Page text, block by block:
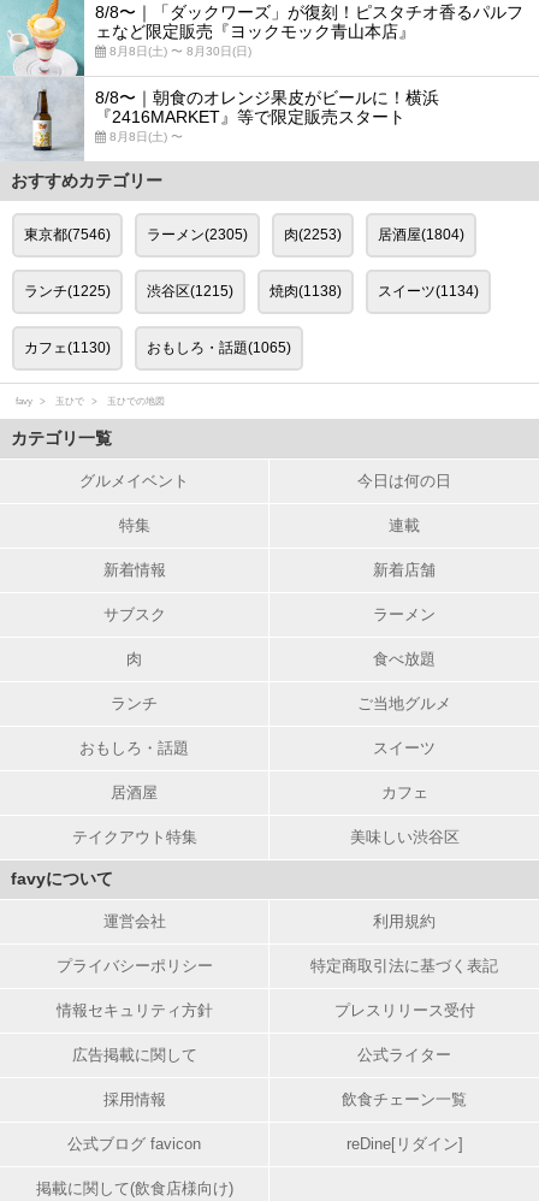
8/8〜｜「ダックワーズ」が復刻！ピスタチオ香るパルフ
ェなど限定販売『ヨックモック青山本店』
8月8日(土) 〜 8月30日(日)
8/8〜｜朝食のオレンジ果皮がビールに！横浜
『2416MARKET』等で限定販売スタート
8月8日(土) 〜
おすすめカテゴリー
東京都(7546) ラーメン(2305) 肉(2253) 居酒屋(1804)
ランチ(1225) 渋谷区(1215) 焼肉(1138) スイーツ(1134)
カフェ(1130) おもしろ・話題(1065)
favy 玉ひで 玉ひでの地図
カテゴリ一覧
グルメイベント 今日は何の日
特集 連載
新着情報 新着店舗
サブスク ラーメン
肉 食べ放題
ランチ ご当地グルメ
おもしろ・話題 スイーツ
居酒屋 カフェ
テイクアウト特集 美味しい渋谷区
favyについて
運営会社 利用規約
プライバシーポリシー 特定商取引法に基づく表記
情報セキュリティ方針 プレスリリース受付
広告掲載に関して 公式ライター
採用情報 飲食チェーン一覧
公式ブログ favicon reDine[リダイン]
掲載に関して(飲食店様向け)